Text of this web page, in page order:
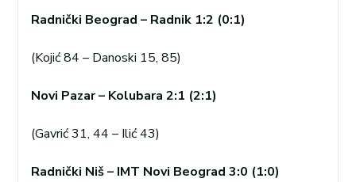
Radnički Beograd – Radnik 1:2 (0:1)
(Kojić 84 – Danoski 15, 85)
Novi Pazar – Kolubara 2:1 (2:1)
(Gavrić 31, 44 – Ilić 43)
Radnički Niš – IMT Novi Beograd 3:0 (1:0)